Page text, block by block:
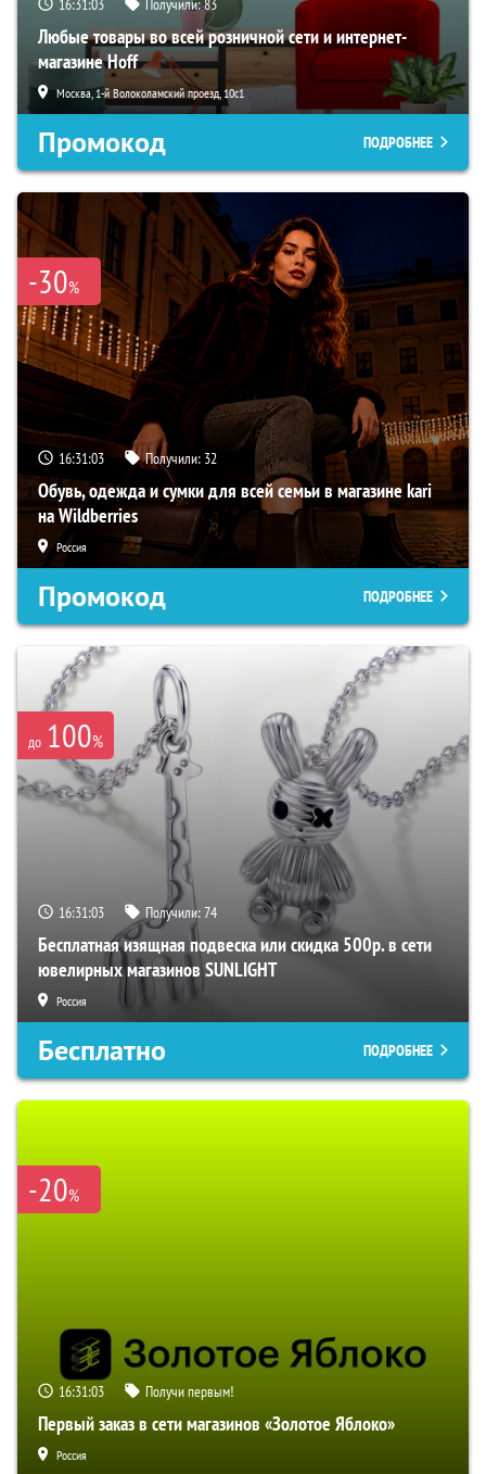
16:31:02 Получили:83
Любые товары во всей розничной сети и интернет-
магазине Hoff
Москва, 1-й Волоколамский проезд, 10с1
Промокод ПОДРОБНЕЕ
-30%
16:31:02 Получили: 32
Обувь, одежда и сумки для всей семьи в магазине kari
на Wildberries
Россия
Промокод ПОДРОБНЕЕ
до 100%
16:31:02 Получили:74
Бесплатная изящная подвеска или скидка 500р. в сети
ювелирных магазинов SUNLIGHT
Россия
Бесплатно ПОДРОБНЕЕ
-20%
16:31:02 Получи первым!
Первый заказ в сети магазинов «Золотое Яблоко»
Россия